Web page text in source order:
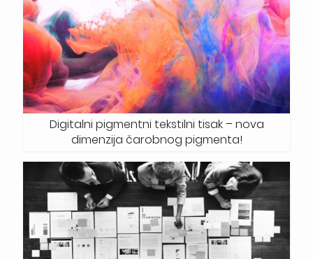
Digitalni pigmentni tekstilni tisak – nova
dimenzija čarobnog pigmenta!